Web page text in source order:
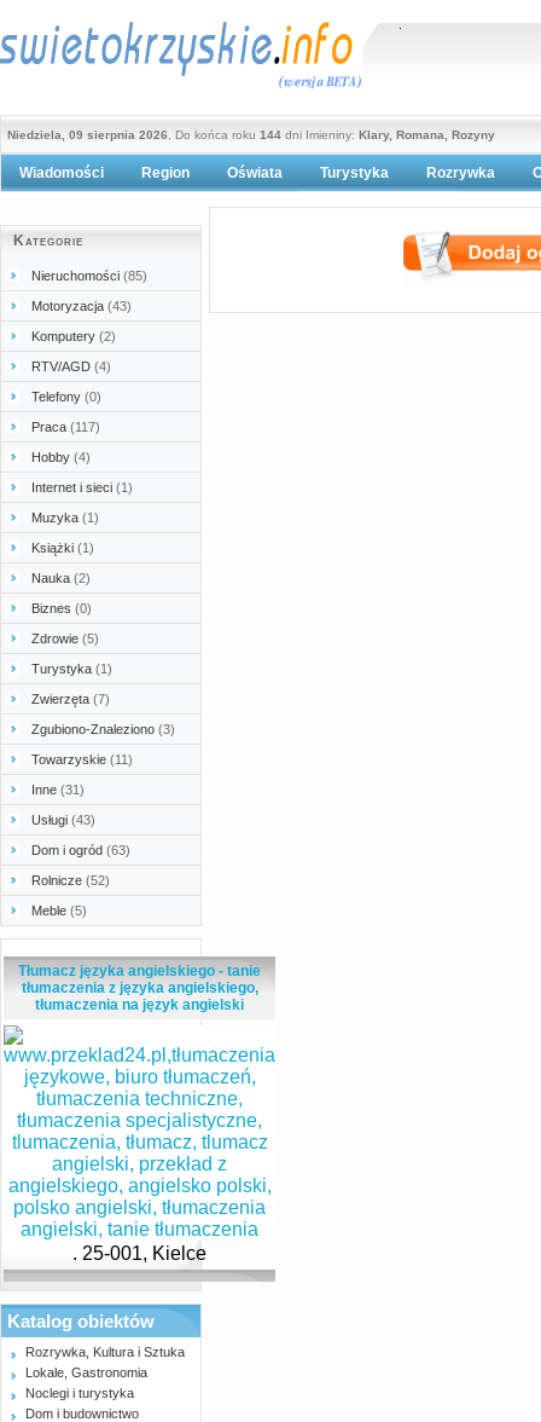
Niedziela, 09 sierpnia 2026 , Do końca roku 144 dni Imieniny: Klary, Romana, Rozyny
Wiadomości Region Oświata Turystyka
Polityka prywatności
Rozrywka
Kategorie
Nieruchomości (85)
Motoryzacja (43)
Komputery (2)
RTV/AGD (4)
Telefony (0)
Praca (117)
Hobby (4)
Internet i sieci (1)
Muzyka (1)
Książki (1)
Nauka (2)
Biznes (0)
Zdrowie (5)
Turystyka (1)
Zwierzęta (7)
Zgubiono-Znaleziono (3)
Towarzyskie (11)
Inne (31)
Usługi (43)
Dom i ogród (63)
Rolnicze (52)
Meble (5)
Tłumacz języka angielskiego - tanie
tłumaczenia z języka angielskiego,
tłumaczenia na język angielski
. 25-001, Kielce
Katalog obiektów
Rozrywka, Kultura i Sztuka
Lokale, Gastronomia
Noclegi i turystyka
Dom i budownictwo